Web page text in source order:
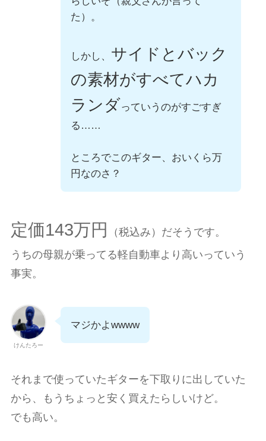
た）。
しかし、 サイドとバック
の素材がすべてハカ
ランダっていうのがすごすぎ
る……
ところでこのギター、おいくら万
円なのさ？
定価143万円
（税込み）だそうです。
うちの母親が乗ってる軽自動車より高いっていう
事実。
けんたろー
マジかよwwww
それまで使っていたギターを下取りに出していた
から、もうちょっと安く買えたらしいけど。
でも高い。